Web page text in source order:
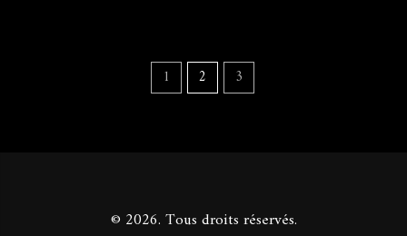
1 2 3
© 2026. Tous droits réservés.